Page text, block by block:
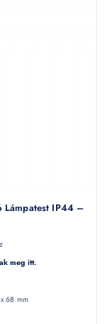
Lámpatest IP44 –
meg itt.
68 mm